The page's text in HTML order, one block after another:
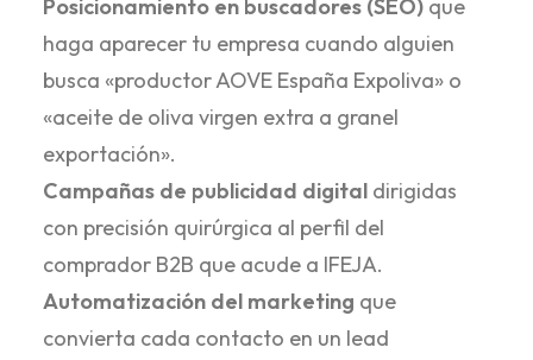
Posicionamiento en buscadores (SEO) que
haga aparecer tu empresa cuando alguien
busca «productor AOVE España Expoliva» o
«aceite de oliva virgen extra a granel
exportación».
Campañas de publicidad digital dirigidas
con precisión quirúrgica al perfil del
comprador B2B que acude a IFEJA.
Automatización del marketing que
convierta cada contacto en un lead